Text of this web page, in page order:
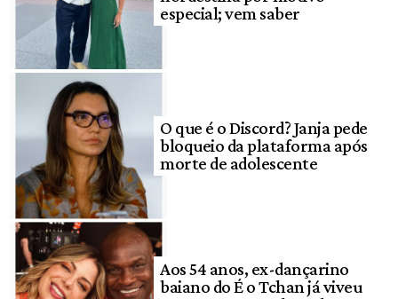
especial; vem saber
O que é o Discord? Janja pede
bloqueio da plataforma após
morte de adolescente
Aos 54 anos, ex-dançarino
baiano do É o Tchan já viveu